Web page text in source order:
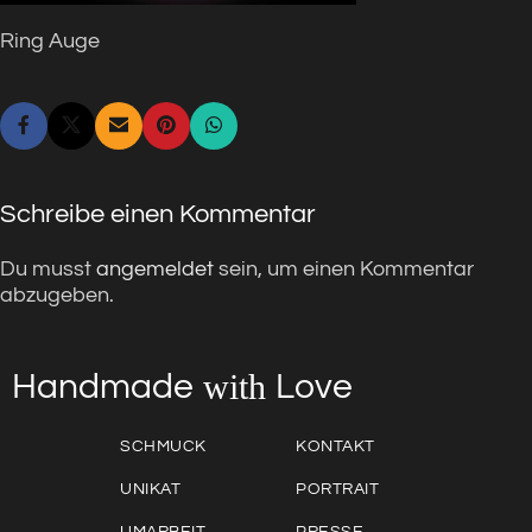
Ring Auge
Schreibe einen Kommentar
Du musst angemeldet sein, um einen Kommentar
abzugeben.
Handmade with Love
SCHMUCK
UNIKAT
KONTAKT
PORTRAIT